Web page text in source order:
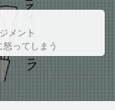
メント
怒ってしまう